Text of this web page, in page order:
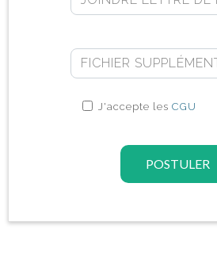
J'accepte les CGU
POSTULER